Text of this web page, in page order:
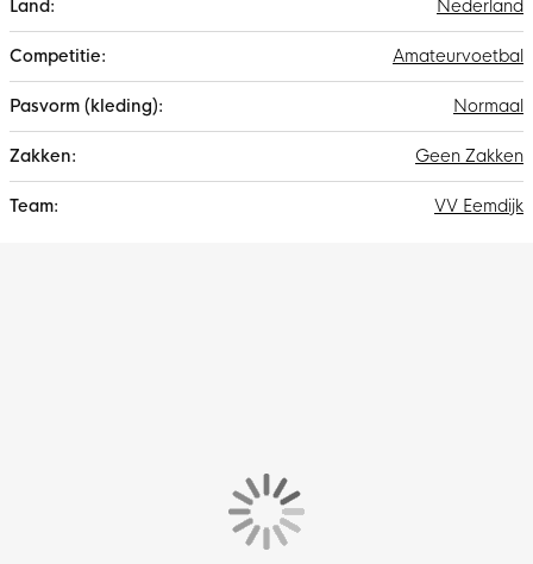
Nederland
Amateurvoetbal
Normaal
Geen Zakken
VV Eemdijk